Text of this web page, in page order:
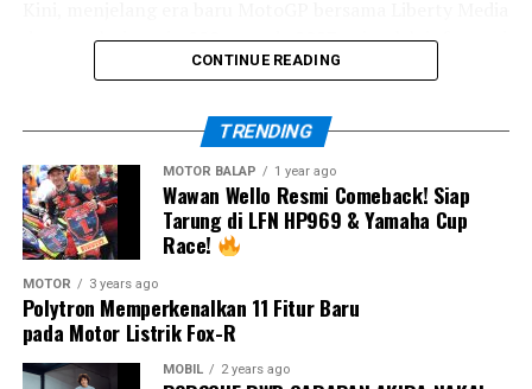
tampil kompetitif hingga race day.
“Target saya adalah terus
berkembang, tampil
kompetitif sepanjang akhir
pekan, dan bertarung lebih
dekat di barisan depan.”
Team Manager Honda Team Asia, Hiroshi Aoyama, juga
berharap Veda mampu melanjutkan progresnya.
sehingga motor mengalami
wheelie dan saya turun ke
posisi ke-18. Rombongan
terdepan sudah terlalu
jauh untuk dikejar,
sehingga saya memutuskan
bertarung di grup kedua
demi mengamankan poin.”
Ia juga menegaskan akan memanfaatkan jeda musim
dan regulasi mesin 850 cc pada 2027, sejumlah informasi
CONTINUE READING
TRENDING
MOTOR BALAP 1 year ago
Wawan Wello Resmi Comeback! Siap
Tarung di LFN HP969 & Yamaha Cup
Race!
MOTOR 3 years ago
Polytron Memperkenalkan 11 Fitur Baru
pada Motor Listrik Fox-R
MOBIL 2 years ago